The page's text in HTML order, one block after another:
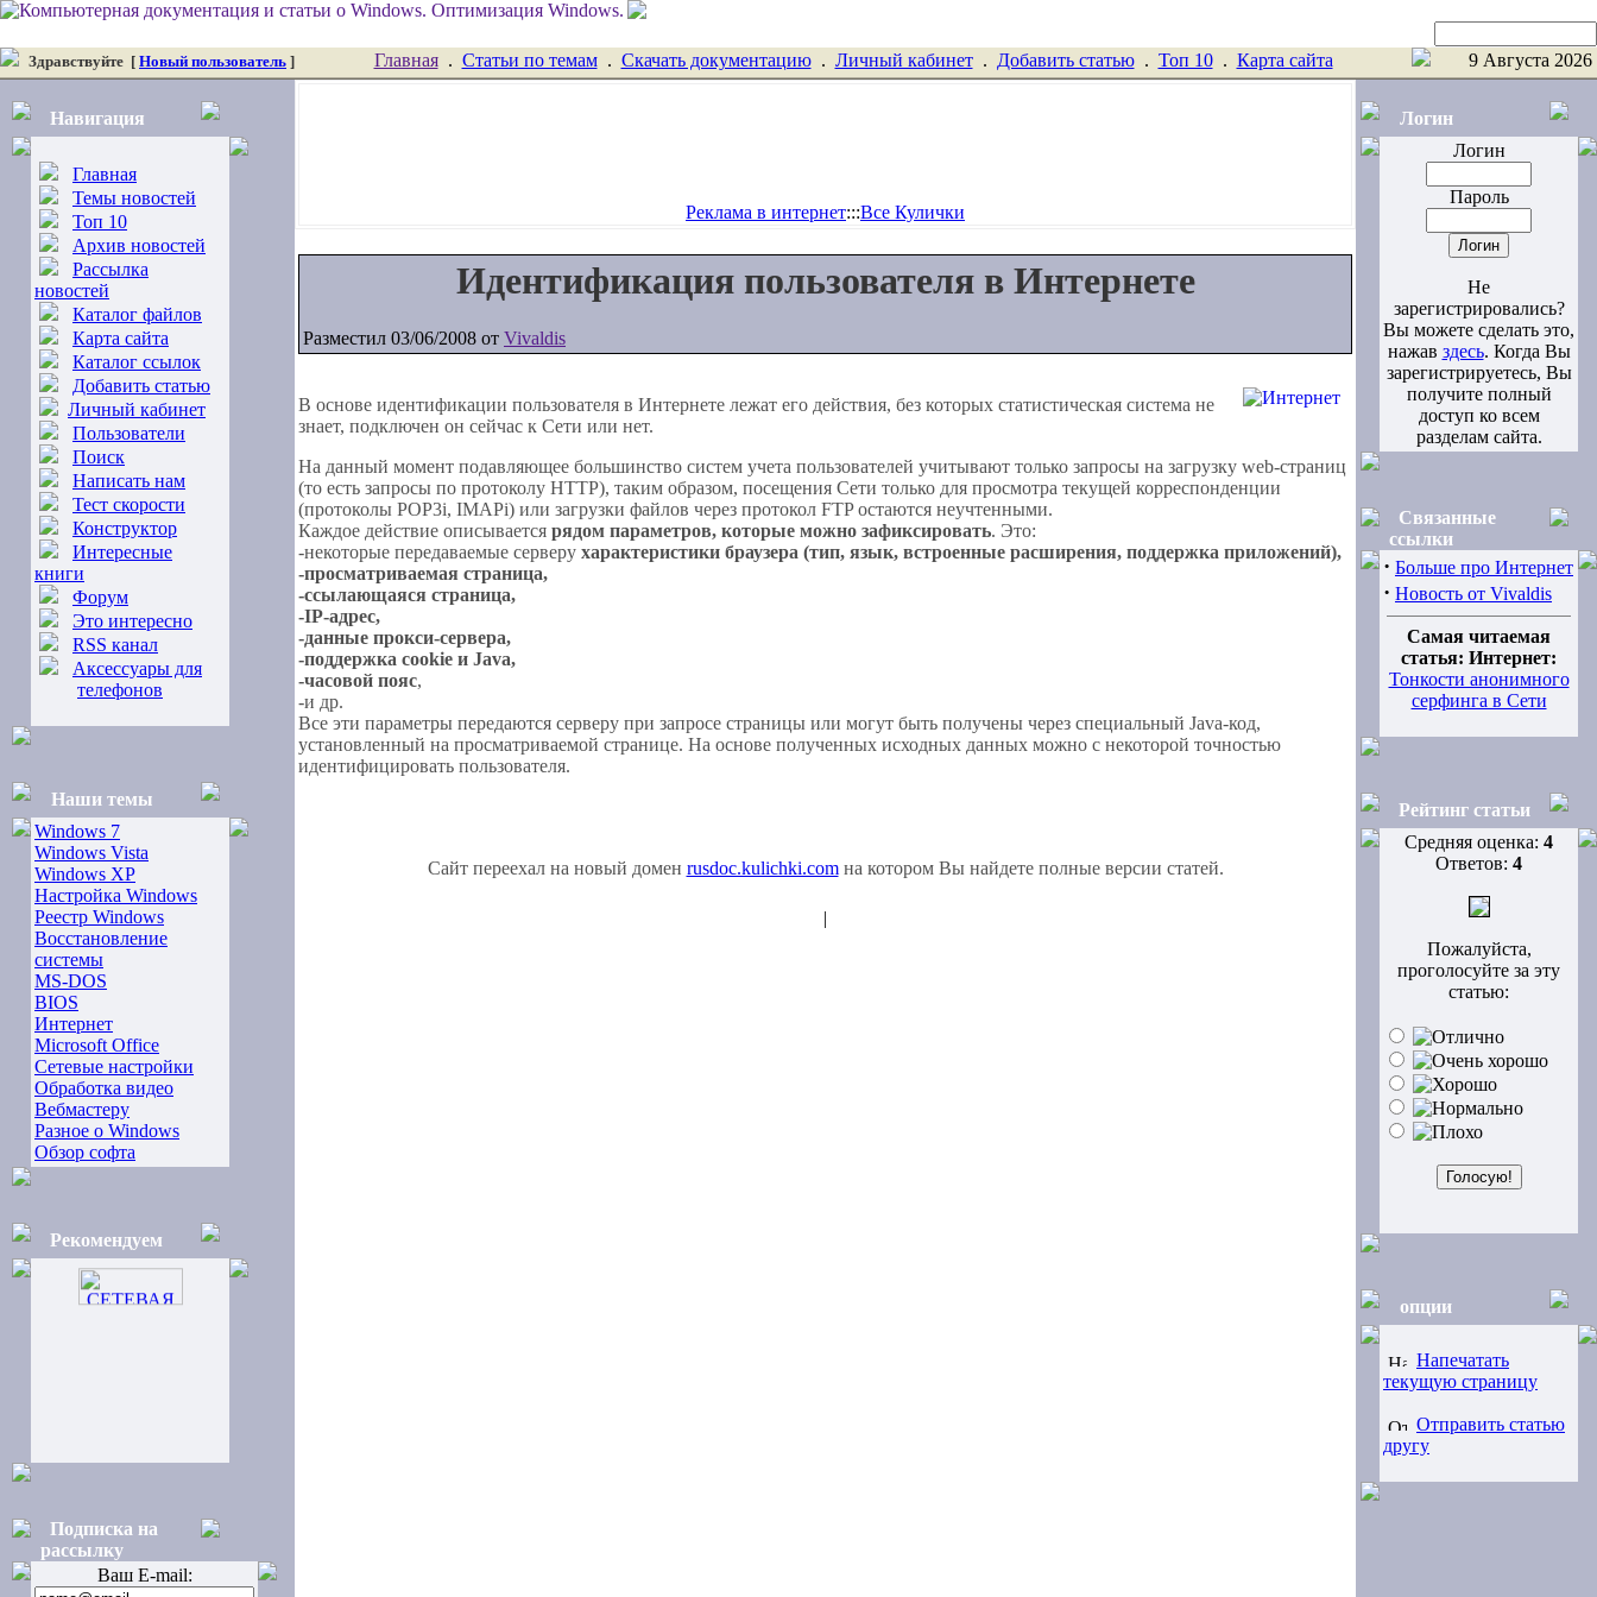
Здравствуйте [ Новый пользователь ] Главная. Статьи по темам. Скачать документацию. Личный кабинет. Добавить статью. Toп 10. Карта сайта 9 Августа 2026
Навигация
Главная
Темы новостей
Топ 10
Архив новостей
Рассылка
новостей
Каталог файлов
Карта сайта
Каталог ссылок
Добавить статью
Личный кабинет
Пользователи
Поиск
Написать нам
Тест скорости
Конструктор
Интересные
книги
Форум
Это интересно
RSS канал
Аксессуары для
телефонов
Наши темы
Windows 7
Windows Vista
Windows XP
Настройка Windows
Реестр Windows
Восстановление
системы
MS-DOS
BIOS
Интернет
Microsoft Office
Сетевые настройки
Обработка видео
Вебмастеру
Разное о Windows
Обзор софта
Рекомендуем
Подписка на
рассылку
Ваш E-mail:
Реклама в интернет:::Все Кулички
Идентификация пользователя в Интернете
Разместил 03/06/2008 от Vivaldis
В основе идентификации пользователя в Интернете лежат его действия, без которых статистическая система не
знает, подключен он сейчас к Сети или нет.
На данный момент подавляющее большинство систем учета пользователей учитывают только запросы на загрузку web-страниц
(то есть запросы по протоколу HTTP), таким образом, посещения Сети только для просмотра текущей корреспонденции
(протоколы POP3i, IMAPi) или загрузки файлов через протокол FTP остаются неучтенными.
Каждое действие описывается рядом параметров, которые можно зафиксировать. Это:
-некоторые передаваемые серверу характеристики браузера (тип, язык, встроенные расширения, поддержка приложений),
-просматриваемая страница,
-ссылающаяся страница,
-IP-адрес,
-данные прокси-сервера,
-поддержка cookie и Java,
-часовой пояс,
-и др.
Все эти параметры передаются серверу при запросе страницы или могут быть получены через специальный Java-код,
установленный на просматриваемой странице. На основе полученных исходных данных можно с некоторой точностью
идентифицировать пользователя.
Сайт переехал на новый домен rusdoc.kulichki.comна котором Вы найдете полные версии статей.
|
Логин
Логин
Пароль
Не
зарегистрировались?
Вы можете сделать это,
нажав здесь. Когда Вы
зарегистрируетесь, Вы
получите полный
доступ ко всем
разделам сайта.
Связанные
ссылки
· Больше про Интернет
· Новость от Vivaldis
Самая читаемая
статья: Интернет:
Тонкости анонимного
серфинга в Сети
Рейтинг статьи
Средняя оценка: 4
Ответов: 4
Пожалуйста,
проголосуйте за эту
статью:
опции
Напечатать
текущую страницу
Отправить статью
другу